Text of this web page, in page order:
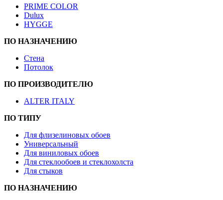
PRIME COLOR
Dulux
HYGGE
ПО НАЗНАЧЕНИЮ
Стена
Потолок
ПО ПРОИЗВОДИТЕЛЮ
ALTER ITALY
ПО ТИПУ
Для флизелиновых обоев
Универсальный
Для виниловых обоев
Для стеклообоев и стеклохолста
Для стыков
ПО НАЗНАЧЕНИЮ